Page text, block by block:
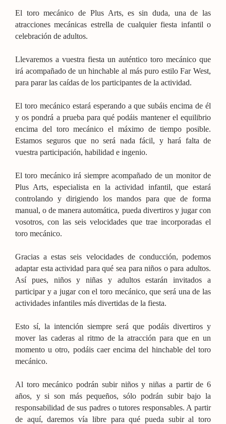
El toro mecánico de Plus Arts, es sin duda, una de las
atracciones mecánicas estrella de cualquier fiesta infantil o
celebración de adultos.
Llevaremos a vuestra fiesta un auténtico toro mecánico que
irá acompañado de un hinchable al más puro estilo Far West,
para parar las caídas de los participantes de la actividad.
El toro mecánico estará esperando a que subáis encima de él
y os pondrá a prueba para qué podáis mantener el equilibrio
encima del toro mecánico el máximo de tiempo posible.
Estamos seguros que no será nada fácil, y hará falta de
vuestra participación, habilidad e ingenio.
El toro mecánico irá siempre acompañado de un monitor de
Plus Arts, especialista en la actividad infantil, que estará
controlando y dirigiendo los mandos para que de forma
manual, o de manera automática, pueda divertiros y jugar con
vosotros, con las seis velocidades que trae incorporadas el
toro mecánico.
Gracias a estas seis velocidades de conducción, podemos
adaptar esta actividad para qué sea para niños o para adultos.
Así pues, niños y niñas y adultos estarán invitados a
participar y a jugar con el toro mecánico, que será una de las
actividades infantiles más divertidas de la fiesta.
Esto sí, la intención siempre será que podáis divertiros y
mover las caderas al ritmo de la atracción para que en un
momento u otro, podáis caer encima del hinchable del toro
mecánico.
Al toro mecánico podrán subir niños y niñas a partir de 6
años, y si son más pequeños, sólo podrán subir bajo la
responsabilidad de sus padres o tutores responsables. A partir
de aquí, daremos vía libre para qué pueda subir al toro